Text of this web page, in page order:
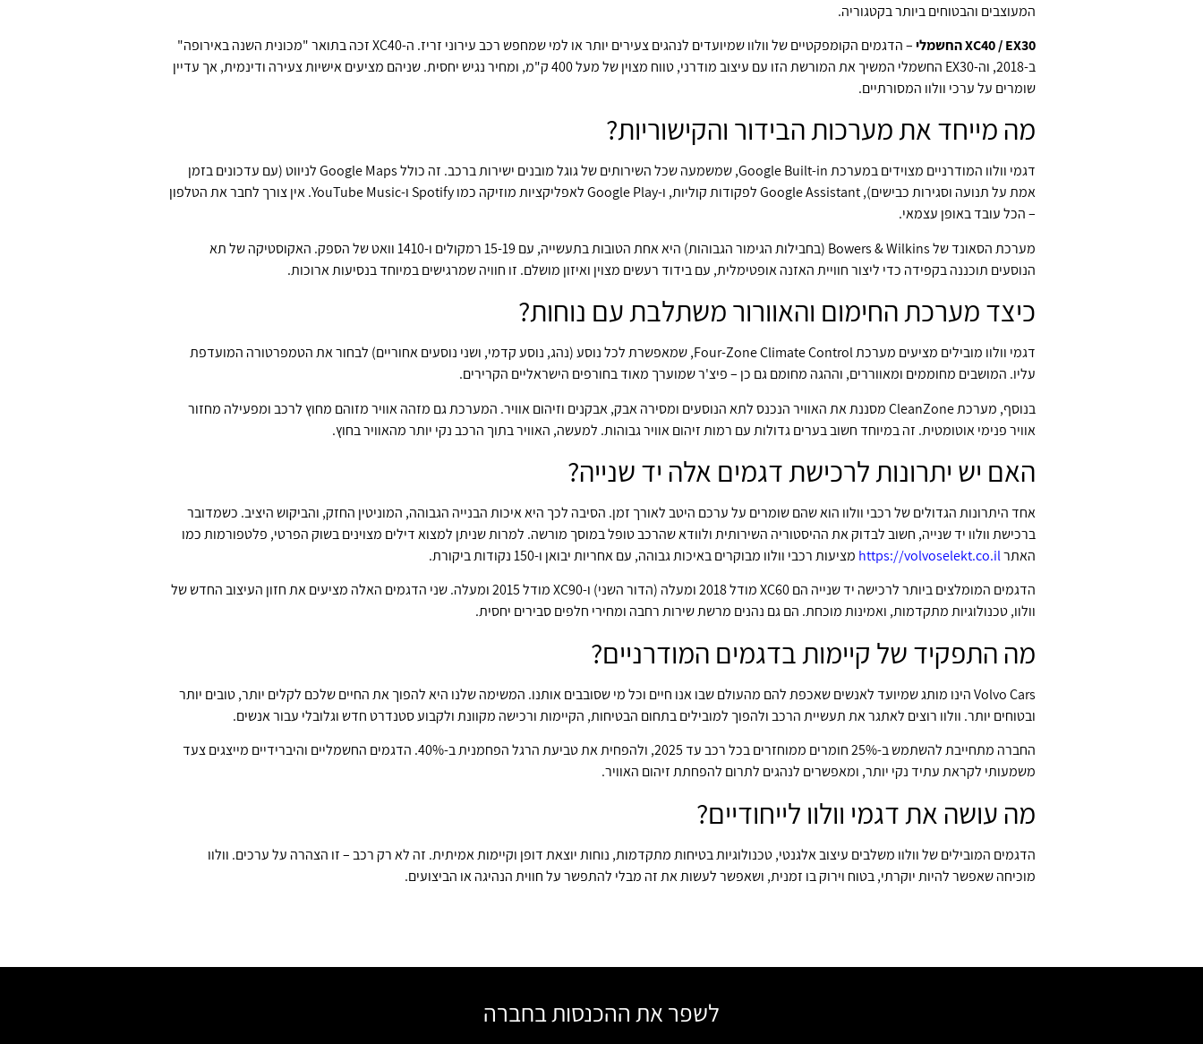
המעוצבים והבטוחים ביותר בקטגוריה.
XC40 / EX30 החשמלי
– הדגמים הקומפקטיים של וולוו שמיועדים לנהגים צעירים יותר או למי שמחפש רכב עירוני זריז. ה-XC40 זכה בתואר "מכונית השנה באירופה"
ב-2018, וה-EX30 החשמלי המשיך את המורשת הזו עם עיצוב מודרני, טווח מצוין של מעל 400 ק"מ, ומחיר נגיש יחסית. שניהם מציעים אישיות צעירה ודינמית, אך עדיין
שומרים על ערכי וולוו המסורתיים.
מה מייחד את מערכות הבידור והקישוריות?
דגמי וולוו המודרניים מצוידים במערכת Google Built-in, שמשמעה שכל השירותים של גוגל מובנים ישירות ברכב. זה כולל Google Maps לניווט (עם עדכונים בזמן
אמת על תנועה וסגירות כבישים), Google Assistant לפקודות קוליות, ו-Google Play לאפליקציות מוזיקה כמו Spotify ו-YouTube Music. אין צורך לחבר את הטלפון
– הכל עובד באופן עצמאי.
מערכת הסאונד של Bowers & Wilkins (בחבילות הגימור הגבוהות) היא אחת הטובות בתעשייה, עם 15-19 רמקולים ו-1410 וואט של הספק. האקוסטיקה של תא
הנוסעים תוכננה בקפידה כדי ליצור חוויית האזנה אופטימלית, עם בידוד רעשים מצוין ואיזון מושלם. זו חוויה שמרגישים במיוחד בנסיעות ארוכות.
כיצד מערכת החימום והאוורור משתלבת עם נוחות?
דגמי וולוו מובילים מציעים מערכת Four-Zone Climate Control, שמאפשרת לכל נוסע (נהג, נוסע קדמי, ושני נוסעים אחוריים) לבחור את הטמפרטורה המועדפת
עליו. המושבים מחוממים ומאווררים, וההגה מחומם גם כן – פיצ'ר שמוערך מאוד בחורפים הישראליים הקרירים.
בנוסף, מערכת CleanZone מסננת את האוויר הנכנס לתא הנוסעים ומסירה אבק, אבקנים וזיהום אוויר. המערכת גם מזהה אוויר מזוהם מחוץ לרכב ומפעילה מחזור
אוויר פנימי אוטומטית. זה במיוחד חשוב בערים גדולות עם רמות זיהום אוויר גבוהות. למעשה, האוויר בתוך הרכב נקי יותר מהאוויר בחוץ.
האם יש יתרונות לרכישת דגמים אלה יד שנייה?
אחד היתרונות הגדולים של רכבי וולוו הוא שהם שומרים על ערכם היטב לאורך זמן. הסיבה לכך היא איכות הבנייה הגבוהה, המוניטין החזק, והביקוש היציב. כשמדובר
ברכישת וולוו יד שנייה, חשוב לבדוק את ההיסטוריה השירותית ולוודא שהרכב טופל במוסך מורשה. למרות שניתן למצוא דילים מצוינים בשוק הפרטי, פלטפורמות כמו
האתרhttps://volvoselekt.co.il מציעות רכבי וולוו מבוקרים באיכות גבוהה, עם אחריות יבואן ו-150 נקודות ביקורת.
הדגמים המומלצים ביותר לרכישה יד שנייה הם XC60 מודל 2018 ומעלה (הדור השני) ו-XC90 מודל 2015 ומעלה. שני הדגמים האלה מציעים את חזון העיצוב החדש של
וולוו, טכנולוגיות מתקדמות, ואמינות מוכחת. הם גם נהנים מרשת שירות רחבה ומחירי חלפים סבירים יחסית.
מה התפקיד של קיימות בדגמים המודרניים?
Volvo Cars הינו מותג שמיועד לאנשים שאכפת להם מהעולם שבו אנו חיים וכל מי שסובבים אותנו. המשימה שלנו היא להפוך את החיים שלכם לקלים יותר, טובים יותר
ובטוחים יותר. וולוו רוצים לאתגר את תעשיית הרכב ולהפוך למובילים בתחום הבטיחות, הקיימות ורכישה מקוונת ולקבוע סטנדרט חדש וגלובלי עבור אנשים.
החברה מתחייבת להשתמש ב-25% חומרים ממוחזרים בכל רכב עד 2025, ולהפחית את טביעת הרגל הפחמנית ב-40%. הדגמים החשמליים והיברידיים מייצגים צעד
משמעותי לקראת עתיד נקי יותר, ומאפשרים לנהגים לתרום להפחתת זיהום האוויר.
מה עושה את דגמי וולוו לייחודיים?
הדגמים המובילים של וולוו משלבים עיצוב אלגנטי, טכנולוגיות בטיחות מתקדמות, נוחות יוצאת דופן וקיימות אמיתית. זה לא רק רכב – זו הצהרה על ערכים. וולוו
מוכיחה שאפשר להיות יוקרתי, בטוח וירוק בו זמנית, ושאפשר לעשות את זה מבלי להתפשר על חווית הנהיגה או הביצועים.
לשפר את ההכנסות בחברה